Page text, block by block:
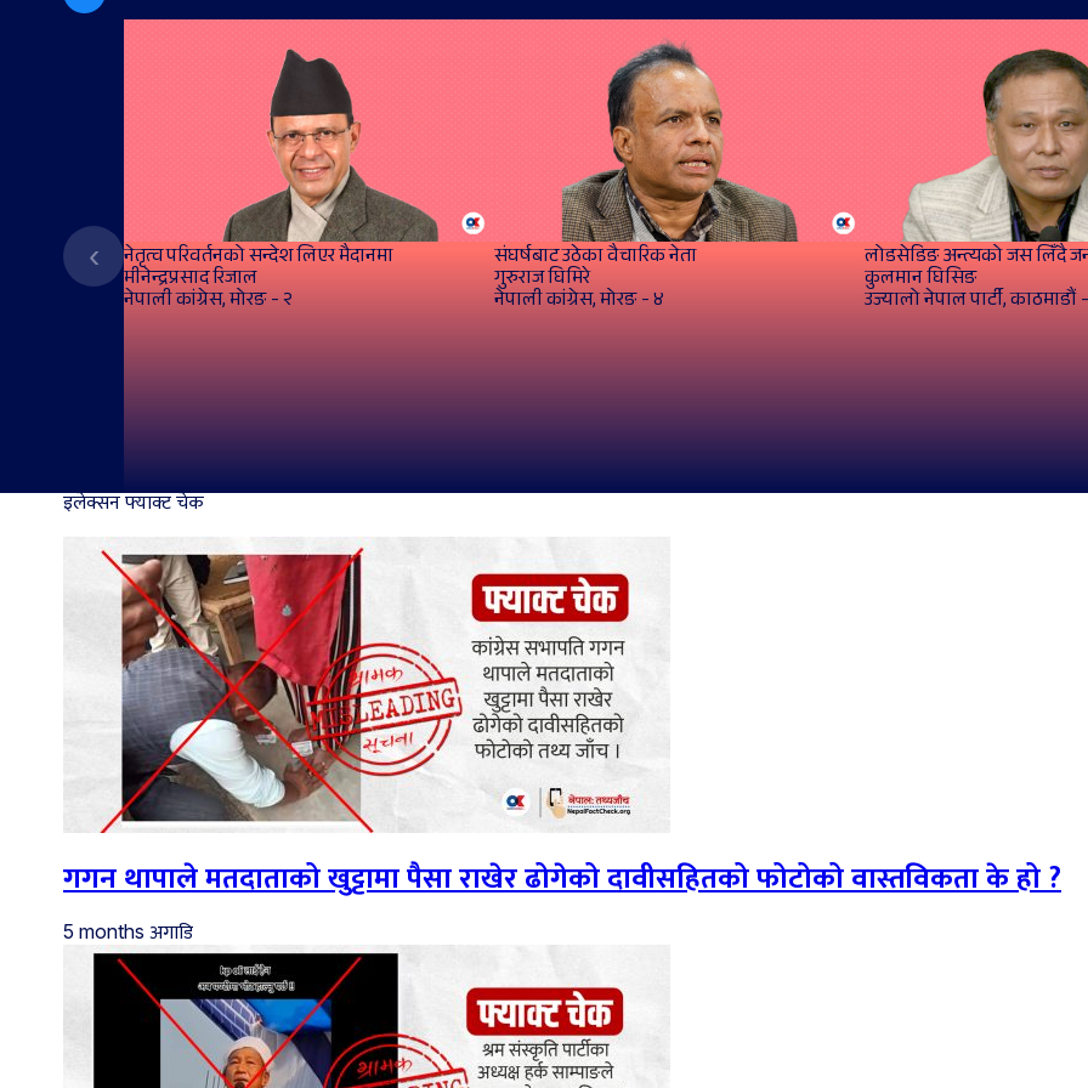
‹ नेतृत्व परिवर्तनको सन्देश लिएर मैदानमा
मीनेन्द्रप्रसाद रिजाल
नेपाली कांग्रेस, मोरङ - २
संघर्षबाट उठेका वैचारिक नेता
गुरुराज घिमिरे
नेपाली कांग्रेस, मोरङ - ४
लोडसेडिङ अन्त्यको जस लिँदै
कुलमान घिसिङ
उज्यालो नेपाल पार्टी, काठमाडौं
इलेक्सन फ्याक्ट चेक
गगन थापाले मतदाताको खुट्टामा पैसा राखेर ढोगेको दावीसहितको फोटोको वास्तविकता के हो ?
5 months अगाडि